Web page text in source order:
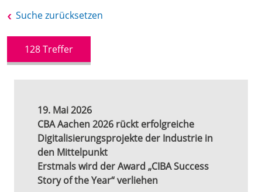
Suche zurücksetzen
128Treffer
19. Mai 2026
CBA Aachen 2026 rückt erfolgreiche
Digitalisierungsprojekte der Industrie in
den Mittelpunkt
Erstmals wird der Award „CIBA Success
Story of the Year“ verliehen